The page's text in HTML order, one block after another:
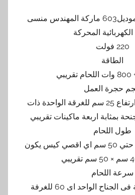
منسى
الكهربائية المحركة
220 فولت
الطاقة
حجرة العمل
50 سم × 40 سم × ارتفاع 25 سم للغرقة الواحدة ذات
بمثابة اربعة ماكينات تقريبي
طول اللحام
مقاس من واحد سم حتي 50 سم اي اقصي كيس يكون
سرعة اللحام
30 ضغطة بالدقيقة فى الجناح الواحد اى 60 للغرفة